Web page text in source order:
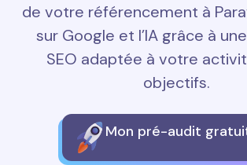
de votre référencement à
sur Google et l’IA grâce à
SEO adaptée à votre
objectifs.
Mon pré-audit